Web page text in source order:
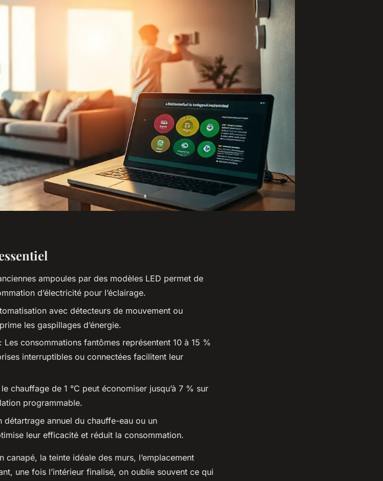
ampoules par des modèles LED permet de
d’électricité pour l’éclairage.
avec détecteurs de mouvement ou
les gaspillages d’énergie.
: Les consommations fantômes représentent 10 à 15 %
interruptibles ou connectées facilitent leur
chauffage de 1 °C peut économiser jusqu’à 7 % sur
programmable.
détartrage annuel du chauffe-eau ou un
leur efficacité et réduit la consommation.
canapé, la teinte idéale des murs, l’emplacement
une fois l’intérieur finalisé, on oublie souvent ce qui